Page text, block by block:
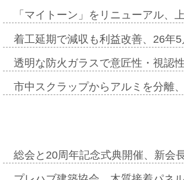
「マイトーン」をリニューアル
着工延期で減収も利益改善、26年
透明な防火ガラスで意匠性・視認
市中スクラップからアルミを分離
総会と20周年記念式典開催、新